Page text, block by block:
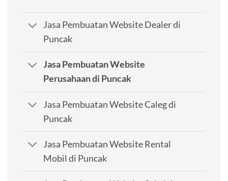
Jasa Pembuatan Website Dealer di
Puncak
Jasa Pembuatan Website
Perusahaan di Puncak
Jasa Pembuatan Website Caleg di
Puncak
Jasa Pembuatan Website Rental
Mobil di Puncak